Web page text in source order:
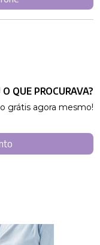
QUE PROCURAVA?
grátis agora mesmo!